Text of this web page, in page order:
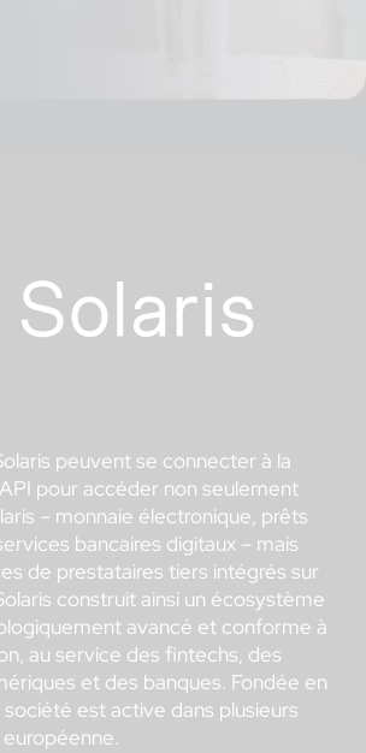
peuvent se connecter à la
pour accéder non seulement
– monnaie électronique, prêts
bancaires digitaux – mais
de prestataires tiers intégrés sur
construit ainsi un écosystème
avancé et conforme à
au service des fintechs, des
et des banques. Fondée en
société est active dans plusieurs
européenne.